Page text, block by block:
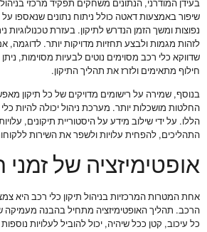
בעידן המודרני, הנתונים משחקים תפקיד מרכזי
שיפור באמצעות דאטה כולל ניתוח נתונים שנאספו
נפוצות ומשך הזמן הנדרש לתיקון. בעזרת
לזהות מגמות ולבצע תחזיות מדויקות יותר. לדוגמה,
שדווקא כלי רכב מסוימים נוטים לבעיות מסוימות,
חילוף מתאימים ולזרז את תהליך התיקון.
בנוסף, שמירה על רישומים מדויקים של כל תיקון
החלטות מושכלות יותר. מערכת ניהול יכולה להיות
הללו. על ידי שילוב מידע על היסטוריית תיקונים,
התהליכים, להפחית עלויות ולשפר את השירות
אופטימיזציה של זמני
אחת המטרות המרכזיות בניהול תיקון כלי רכב היא
הרכב. תהליך האופטימיזציה מתחיל בהבנה מעמיקה
כל עיכוב, קטן ככל שיהיה, יכול להוביל לעלויות